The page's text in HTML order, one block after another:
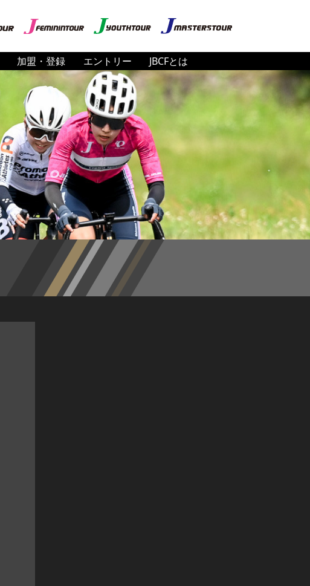
加盟・登録 エントリー JBCFとは